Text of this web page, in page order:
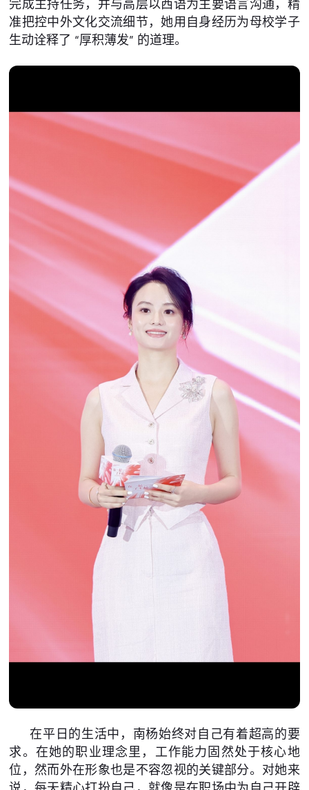
完成主持任务，并与高层以西语为主要语言沟通，精
准把控中外文化交流细节，她用自身经历为母校学子
生动诠释了 “厚积薄发” 的道理。
在平日的生活中，南杨始终对自己有着超高的要
求。在她的职业理念里，工作能力固然处于核心地
位，然而外在形象也是不容忽视的关键部分。对她来